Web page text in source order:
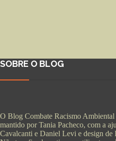
SOBRE O BLOG
O Blog Combate Racismo
mantido por Tania Pacheco, com a
Cavalcanti e Daniel Levi e design de